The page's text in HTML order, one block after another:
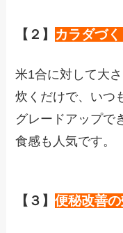
【２】 カラダづ
米1合に対して大
炊くだけで、いつ
グレードアップで
食感も人気です。
【３】便秘改善